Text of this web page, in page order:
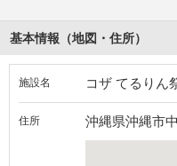
基本情報（地図・住所）
施設名 コザ てるりん
住所 沖縄県沖縄市